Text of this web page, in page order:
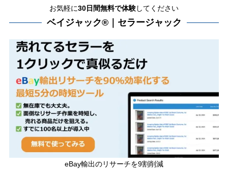
お気軽に30日間無料で体験してください
ベイジャック®｜セラージャック
eBay輸出のリサーチを9割削減